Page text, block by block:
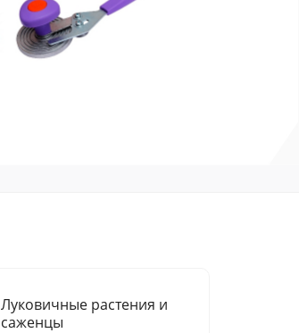
Луковичные растения и
саженцы